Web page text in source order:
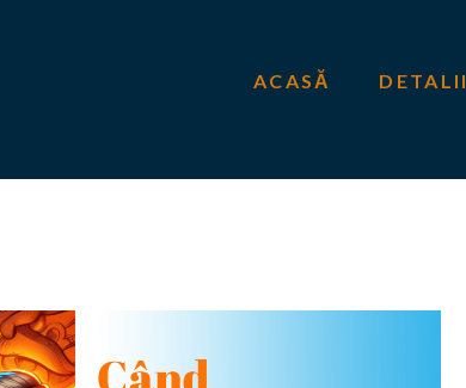
ACASĂ DETALII